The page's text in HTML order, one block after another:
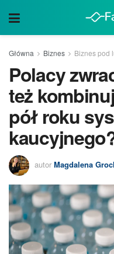
Główna Biznes Biznes pod
Polacy
też
pół roku
autor Magdalena